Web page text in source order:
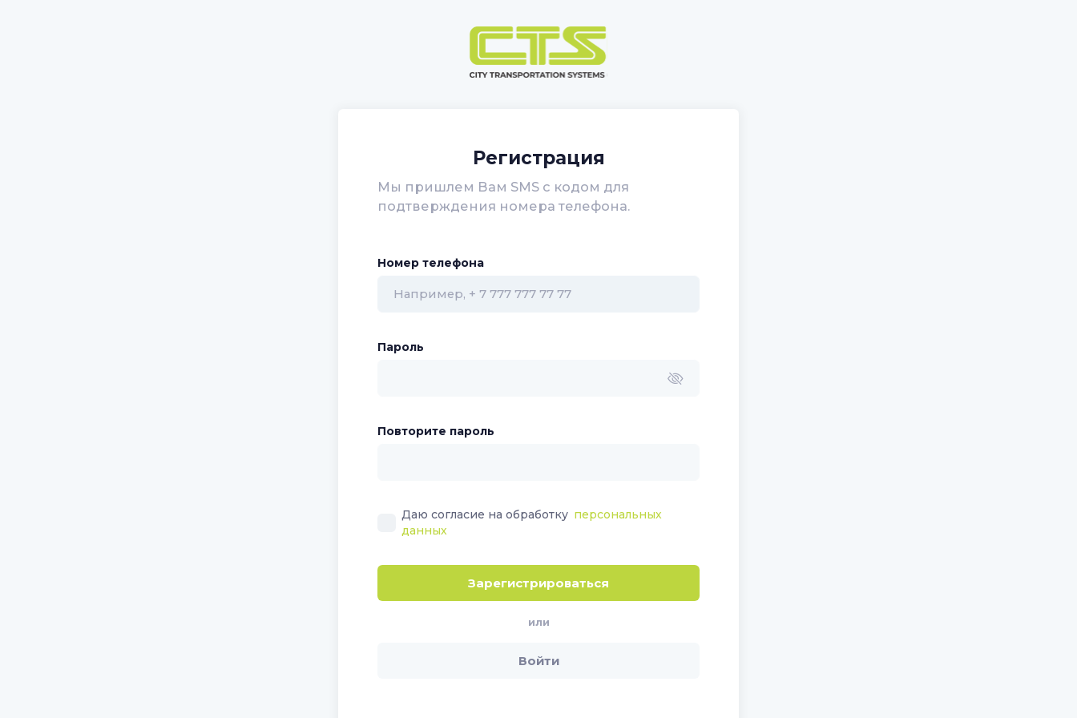
Регистрация
Мы пришлем Вам SMS с кодом для
подтверждения номера телефона.
Номер телефона
Пароль
Повторите пароль
Даю согласие на обработку персональных
данных
Зарегистрироваться
или
Войти